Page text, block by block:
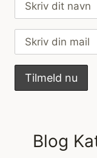
Blog